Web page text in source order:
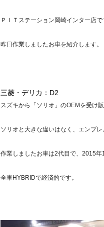
ＰＩＴステーション岡崎インター店で
昨日作業しましたお車を紹介します。
三菱・デリカ：D2
スズキから「ソリオ」のOEMを受け販
ソリオと大きな違いはなく、エンブレ
作業しましたお車は2代目で、2015年
全車HYBRIDで経済的です。